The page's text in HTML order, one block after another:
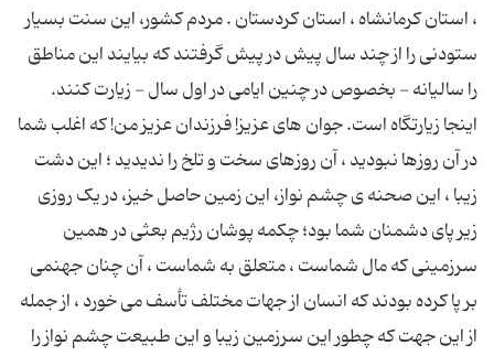
، استان کرمانشاه ، استان کردستان . مردم کشور، این سنت بسیار
ستودنى را از چند سال پیش در پیش گرفتند که بیایند این مناطق
را سالیانه - بخصوص در چنین ایامى در اول سال - زیارت کنند.
اینجا زیارتگاه است. جوان هاى عزیز! فرزندان عزیز من! که اغلب شما
در آن روزها نبودید ، آن روزهاى سخت و تلخ را ندیدید ؛ این دشت
زیبا ، این صحنه ى چشم ‌نواز، این زمین حاصل خیز، در یک روزى
زیر پاى دشمنان شما بود؛ چکمه‌ پوشان رژیم بعثى در همین
سرزمینى که مال شماست ، متعلق به شماست ، آن چنان جهنمى
بر پا کرده بودند که انسان از جهات مختلف تأسف می خورد ، از جمله
از این جهت که چطور این سرزمین زیبا و این طبیعت چشم‌ نواز را